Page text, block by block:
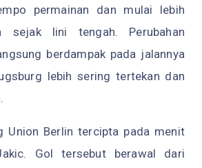
permainan dan mulai lebih
sejak lini tengah. Perubahan
berdampak pada jalannya
lebih sering tertekan dan
Union Berlin tercipta pada menit
Gol tersebut berawal dari